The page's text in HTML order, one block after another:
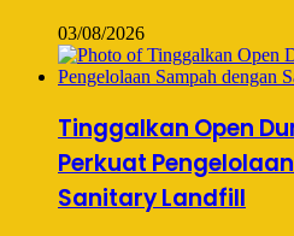
03/08/2026
Tinggalkan Open
Perkuat
Sanitary Landfill